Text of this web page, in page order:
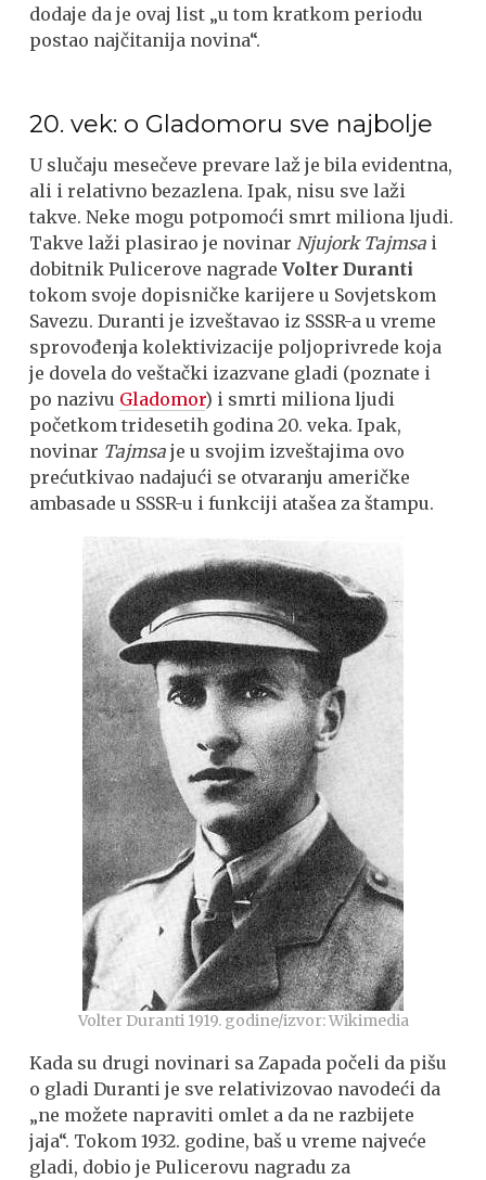
dodaje da je ovaj list „u tom kratkom periodu
postao najčitanija novina“.
20. vek: o Gladomoru sve najbolje
U slučaju mesečeve prevare laž je bila evidentna,
ali i relativno bezazlena. Ipak, nisu sve laži
takve. Neke mogu potpomoći smrt miliona ljudi.
Takve laži plasirao je novinar Njujork Tajmsa i
dobitnik Pulicerove nagradeVolter Duranti
tokom svoje dopisničke karijere u Sovjetskom
Savezu. Duranti je izveštavao iz SSSR-a u vreme
sprovođenja kolektivizacije poljoprivrede koja
je dovela do veštački izazvane gladi (poznate i
po nazivu Gladomor) i smrti miliona ljudi
početkom tridesetih godina 20. veka. Ipak,
novinar Tajmsa je u svojim izveštajima ovo
prećutkivao nadajući se otvaranju američke
ambasade u SSSR-u i funkciji atašea za štampu.
Volter Duranti 1919. godine/izvor: Wikimedia
Kada su drugi novinari sa Zapada počeli da pišu
o gladi Duranti je sve relativizovao navodeći da
„ne možete napraviti omlet a da ne razbijete
jaja“. Tokom 1932. godine, baš u vreme najveće
gladi, dobio je Pulicerovu nagradu za